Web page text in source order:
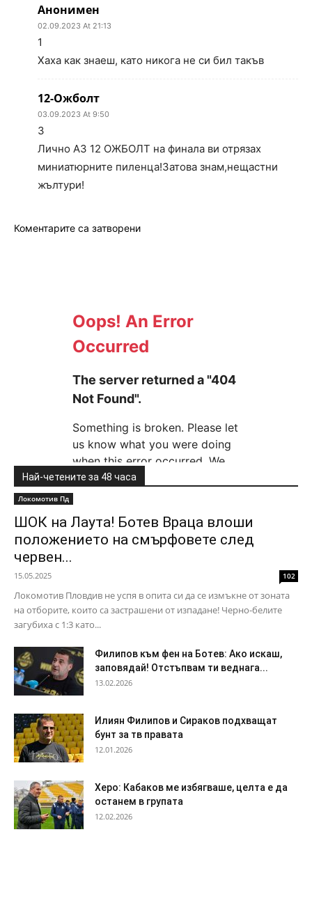
Анонимен
02.09.2023 At 21:13
1
Хаха как знаеш, като никога не си бил такъв
12-Ожболт
03.09.2023 At 9:50
3
Лично АЗ 12 ОЖБОЛТ на финала ви отрязах
миниатюрните пиленца!Затова знам,нещастни
жълтури!
Коментарите са затворени
Най-четените за 48 часа
Локомотив Пд
ШОК на Лаута! Ботев Враца влоши
положението на смърфовете след
червен...
15.05.2025 102
Локомотив Пловдив не успя в опита си да се измъкне от зоната
на отборите, които са застрашени от изпадане! Черно-белите
загубиха с 1:3 като...
Филипов към фен на Ботев: Ако искаш,
заповядай! Отстъпвам ти веднага...
13.02.2026
Илиян Филипов и Сираков подхващат
бунт за тв правата
12.01.2026
Херо: Кабаков ме избягваше, целта е да
останем в групата
12.02.2026